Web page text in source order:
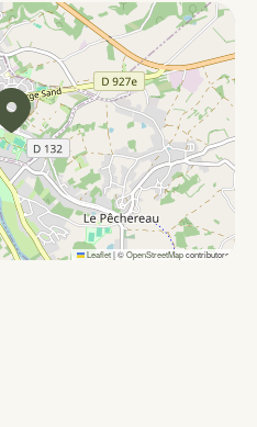
Leaflet|©OpenStreetMapcontributors